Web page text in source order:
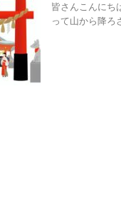
皆さんこんにち
って山から降ろ